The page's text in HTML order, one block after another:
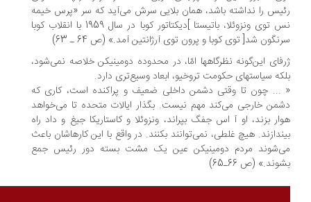
را نداشته باشد، همان بلایی سرش می‌آید که سر «پرس خیمه
نس توی ونزوئلا، باتیستا ]دیکتاتور کوبا در سال 1959 با انقلاب کوبا
شد[ توی کوبا و پرون توی آرژانتین آمد.» (ص 64 ـ 63)
این‌گونه نظرگاهها امّا، در محدوده دومینیکن خلاصه نمی‌شود،
سیاستهای حکومت تروخیو، ابعاد وسیع‌تری دارد.
چون تا وقتی دشمن داخلی ضعیف و پراکنده است، کاری که
خارجی می‌کند مهم نیست. بگذار ایالات متحده تا می‌خواهد
بزند، او آ اس جفگ بپراند، ونزوئلا و کاستاریکا جیغ و داد راه
هیچ غلطی، نمی‌توانند بکنند. در واقع با این کارهاشان باعث
مردم دومینیکن عین یک مشت بسته دور رئیس جمع
(ص 66ـ65)